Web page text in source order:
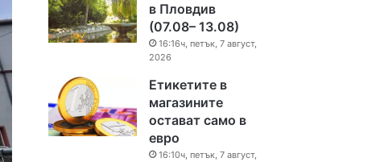
в Пловдив
(07.08– 13.08)
16:16ч, петък, 7 август,
2026
Етикетите в
магазините
остават само в
евро
16:10ч, петък, 7 август,